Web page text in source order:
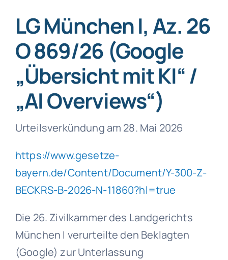
LG München I, Az. 26
O 869/26 (Google
„Übersicht mit KI“ /
„AI Overviews“)
Urteilsverkündung am 28. Mai 2026
https://www.gesetze-
bayern.de/Content/Document/Y-300-Z-
BECKRS-B-2026-N-11860?hl=true
Die 26. Zivilkammer des Landgerichts
München I verurteilte den Beklagten
(Google) zur Unterlassung